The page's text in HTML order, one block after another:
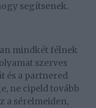
segítsenek.
mindkét félnek
szerves
és a partnered
ne cipeld tovább
a sérelmeiden,